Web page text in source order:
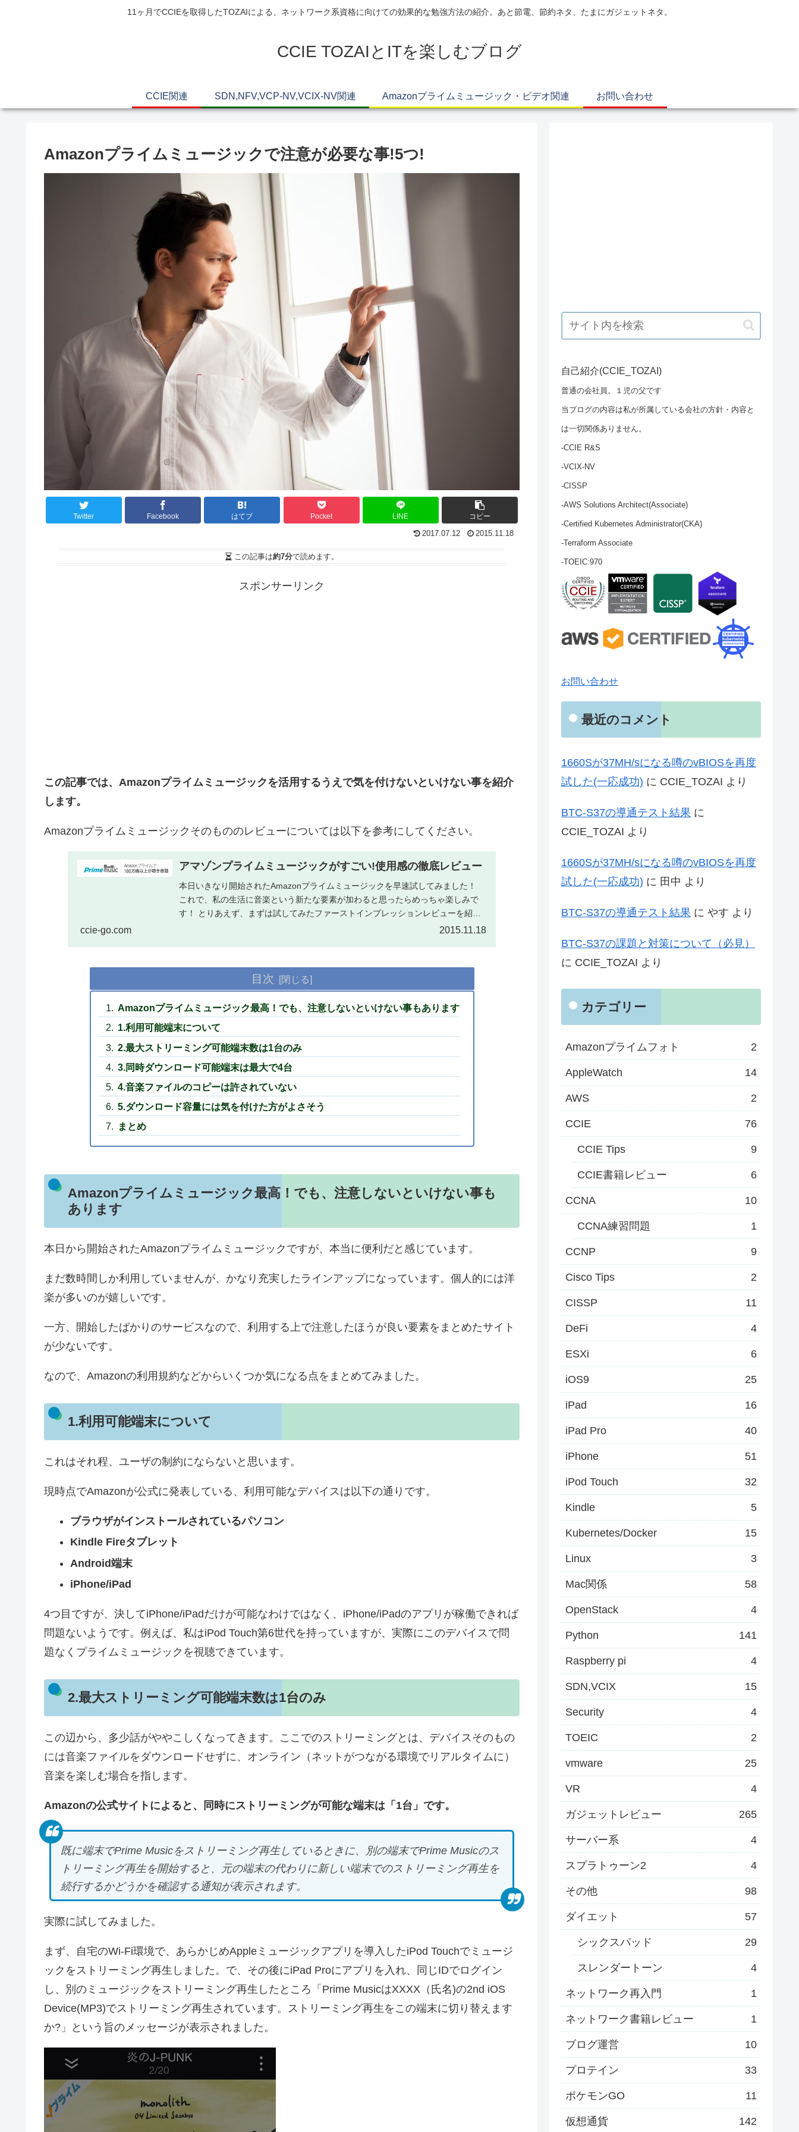
11ヶ月でCCIEを取得したTOZAIによる、ネットワーク系資格に向けての効果的な勉強方法の紹介。あと節電、節約ネタ、たまにガジェットネタ。
CCIE TOZAIとITを楽しむブログ
CCIE関連 SDN,NFV,VCP-NV,VCIX-NV関連 Amazonプライムミュージック・ビデオ関連 お問い合わせ
Amazonプライムミュージックで注意が必要な事!5つ!
Twitter Facebook はてブ Pocket LINE コピー
2017.07.12 2015.11.18
この記事は約7分で読めます。
スポンサーリンク
この記事では、Amazonプライムミュージックを活用するうえで気を付けないといけない事を紹介
します。
Amazonプライムミュージックそのもののレビューについては以下を参考にしてください。
アマゾンプライムミュージックがすごい!使用感の徹底レビュー
本日いきなり開始されたAmazonプライムミュージックを早速試してみました！
これで、私の生活に音楽という新たな要素が加わると思ったらめっちゃ楽しみで
す！ とりあえず、まずは試してみたファーストインプレッションレビューを紹介
ccie-go.com 2015.11.18
目次
Amazonプライムミュージック最高！でも、注意しないといけない事もあります
1.利用可能端末について
2.最大ストリーミング可能端末数は1台のみ
3.同時ダウンロード可能端末は最大で4台
4.音楽ファイルのコピーは許されていない
5.ダウンロード容量には気を付けた方がよさそう
まとめ
Amazonプライムミュージック最高！でも、注意しないといけない事も
あります
本日から開始されたAmazonプライムミュージックですが、本当に便利だと感じています。
まだ数時間しか利用していませんが、かなり充実したラインアップになっています。個人的には洋
楽が多いのが嬉しいです。
一方、開始したばかりのサービスなので、利用する上で注意したほうが良い要素をまとめたサイト
が少ないです。
なので、Amazonの利用規約などからいくつか気になる点をまとめてみました。
1.利用可能端末について
これはそれ程、ユーザの制約にならないと思います。
現時点でAmazonが公式に発表している、利用可能なデバイスは以下の通りです。
ブラウザがインストールされているパソコン
Kindle Fireタブレット
Android端末
iPhone/iPad
4つ目ですが、決してiPhone/iPadだけが可能なわけではなく、iPhone/iPadのアプリが稼働できれば
問題ないようです。例えば、私はiPod Touch第6世代を持っていますが、実際にこのデバイスで問
題なくプライムミュージックを視聴できています。
2.最大ストリーミング可能端末数は1台のみ
この辺から、多少話がややこしくなってきます。ここでのストリーミングとは、デバイスそのもの
には音楽ファイルをダウンロードせずに、オンライン（ネットがつながる環境でリアルタイムに）
音楽を楽しむ場合を指します。
Amazonの公式サイトによると、同時にストリーミングが可能な端末は「1台」です。
既に端末でPrime Musicをストリーミング再生しているときに、別の端末でPrime Musicのス
トリーミング再生を開始すると、元の端末の代わりに新しい端末でのストリーミング再生を
続行するかどうかを確認する通知が表示されます。
実際に試してみました。
まず、自宅のWi-Fi環境で、あらかじめAppleミュージックアプリを導入したiPod Touchでミュージ
ックをストリーミング再生しました。で、その後にiPad Proにアプリを入れ、同じIDでログイン
し、別のミュージックをストリーミング再生したところ「Prime MusicはXXXX（氏名)の2nd iOS
Device(MP3)でストリーミング再生されています。ストリーミング再生をこの端末に切り替えます
か?」という旨のメッセージが表示されました。
自己紹介(CCIE_TOZAI)
普通の会社員。１児の父です
当ブログの内容は私が所属している会社の方針・内容と
は一切関係ありません。
-CCIE R&S
-VCIX-NV
-CISSP
-AWS Solutions Architect(Associate)
-Certified Kubernetes Administrator(CKA)
-Terraform Associate
-TOEIC:970
お問い合わせ
最近のコメント
1660Sが37MH/sになる噂のvBIOSを再度
試した(一応成功) に CCIE_TOZAI より
BTC-S37の導通テスト結果 に
CCIE_TOZAI より
1660Sが37MH/sになる噂のvBIOSを再度
試した(一応成功) に 田中 より
BTC-S37の導通テスト結果 に やす より
BTC-S37の課題と対策について（必見）
に CCIE_TOZAI より
カテゴリー
Amazonプライムフォト 2
AppleWatch 14
AWS 2
CCIE 76
CCIE Tips 9
CCIE書籍レビュー 6
CCNA 10
CCNA練習問題 1
CCNP 9
Cisco Tips 2
CISSP 11
DeFi 4
ESXi 6
iOS9 25
iPad 16
iPad Pro 40
iPhone 51
iPod Touch 32
Kindle 5
Kubernetes/Docker 15
Linux 3
Mac関係 58
OpenStack 4
Python 141
Raspberry pi 4
SDN,VCIX 15
Security 4
TOEIC 2
vmware 25
VR 4
ガジェットレビュー 265
サーバー系 4
スプラトゥーン2 4
その他 98
ダイエット 57
シックスパッド 29
スレンダートーン 4
ネットワーク再入門 1
ネットワーク書籍レビュー 1
ブログ運営 10
プロテイン 33
ポケモンGO 11
仮想通貨 142